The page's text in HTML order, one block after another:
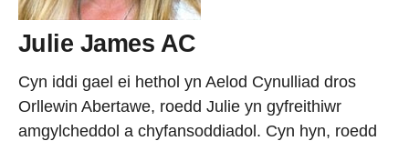
Julie James AC
Cyn iddi gael ei hethol yn Aelod Cynulliad dros
Orllewin Abertawe, roedd Julie yn gyfreithiwr
amgylcheddol a chyfansoddiadol. Cyn hyn, roedd